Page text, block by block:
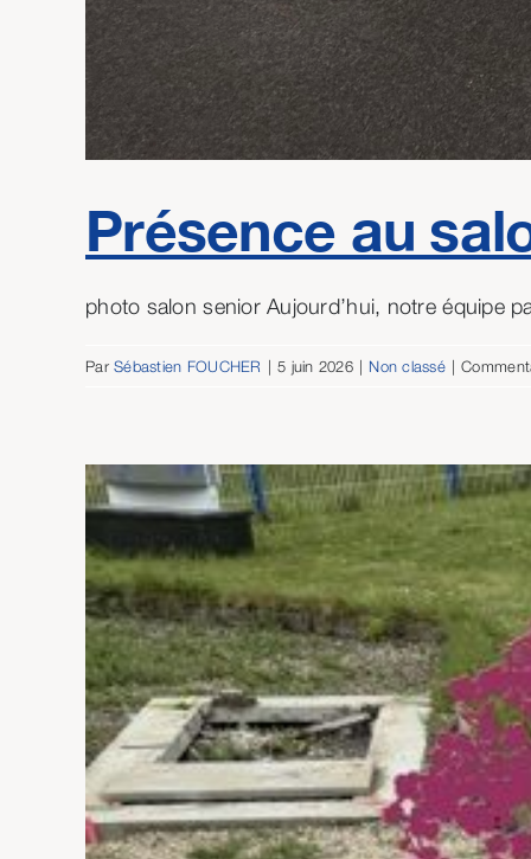
Présence au
photo salon senior Aujourd’hui, notre équipe
ParSébastien FOUCHER | 5 juin 2026 | Non classé |